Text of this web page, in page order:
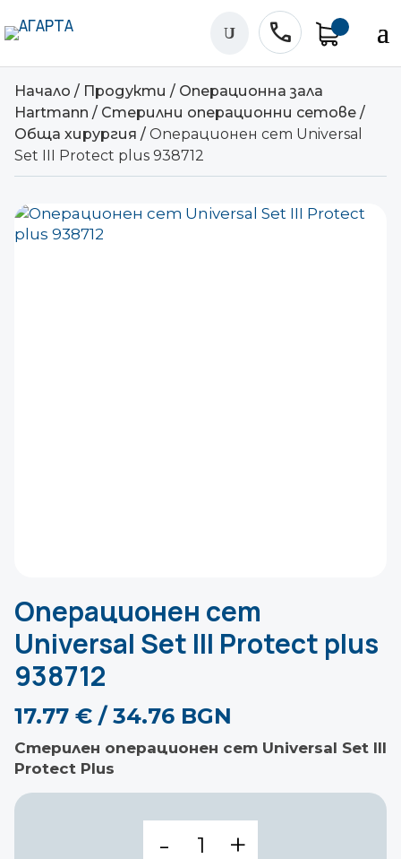
phone
U
Начало / Продукти / Операционна зала
Hartmann / Стерилни операционни сетове/
Обща хирургия / Операционен сет Universal
Set III Protect plus 938712
Операционен сет
Universal Set III Protect plus
938712
17.77 € / 34.76 BGN
Стерилен операционен сет Universal Set III
Protect Plus